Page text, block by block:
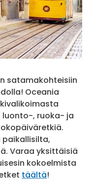
satamakohteisiin
Oceania
luonto-, ruoka- ja
paikallisilta,
Varaa yksittäisiä
kokoelmista
täältä!